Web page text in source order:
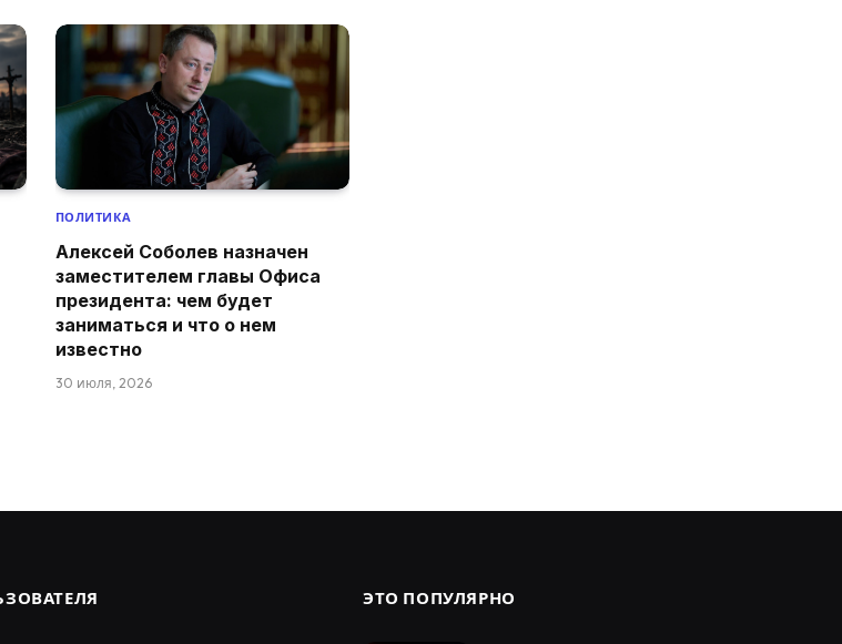
ПОЛИТИКА
Алексей Соболев назначен
заместителем главы Офиса
президента: чем будет
заниматься и что о нем
известно
30 июля, 2026
ЭТО ПОПУЛЯРНО